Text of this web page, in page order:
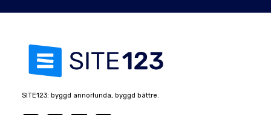
SITE123: byggd annorlunda, byggd bättre.